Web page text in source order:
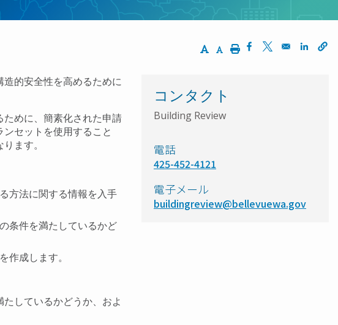
Increase Text Size
Decrease Text Size
PrintOpens in a new
Opens in aOpens
的安全性を高めるために
めに、簡素化された申請
セットを使用すること
ます。
方法に関する情報を入手
条件を満たしているかど
作成します。
しているかどうか、およ
コンタクト
Building Review
電話
425-452-4121
電子メール
buildingreview@bellevuewa.gov